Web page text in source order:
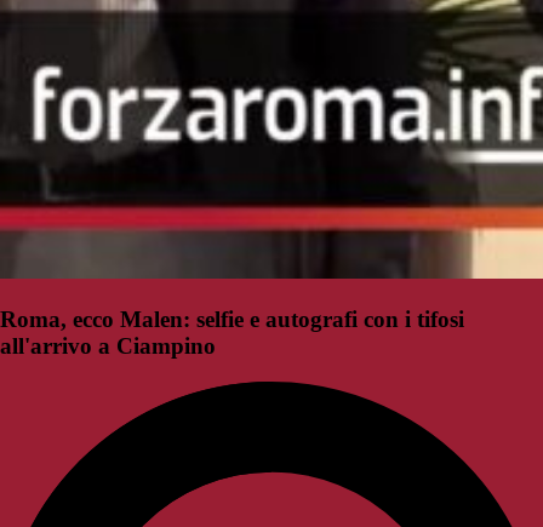
Roma, ecco Malen: selfie e autografi con i tifosi
all'arrivo a Ciampino